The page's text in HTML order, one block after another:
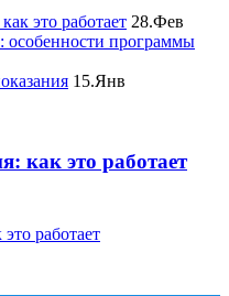
это работает 28.Фев
особенности программы
15.Янв
как это работает